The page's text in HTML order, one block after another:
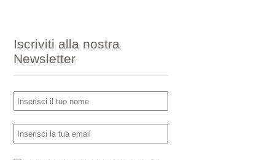
Iscriviti alla nostra
Newsletter